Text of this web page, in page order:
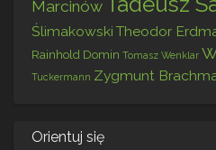
Marcinów
Ślimakowski Theodor
Rainhold Domin Tomasz Wenklar
Tuckermann Zygmunt
Orientuj się